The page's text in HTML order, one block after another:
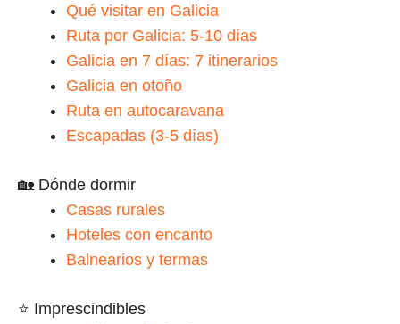
Qué visitar en Galicia
Ruta por Galicia: 5-10 días
Galicia en 7 días: 7 itinerarios
Galicia en otoño
Ruta en autocaravana
Escapadas (3-5 días)
🏡 Dónde dormir
Casas rurales
Hoteles con encanto
Balnearios y termas
⭐ Imprescindibles